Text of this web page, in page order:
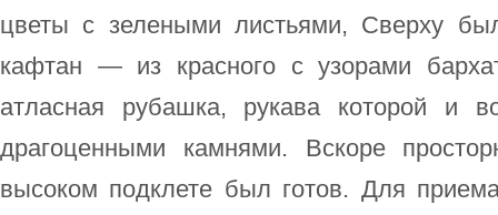
цветы с зелеными листьями, Сверху
кафтан — из красного с узорами
атласная рубашка, рукава которой и
драгоценными камнями. Вскоре
высоком подклете был готов. Для